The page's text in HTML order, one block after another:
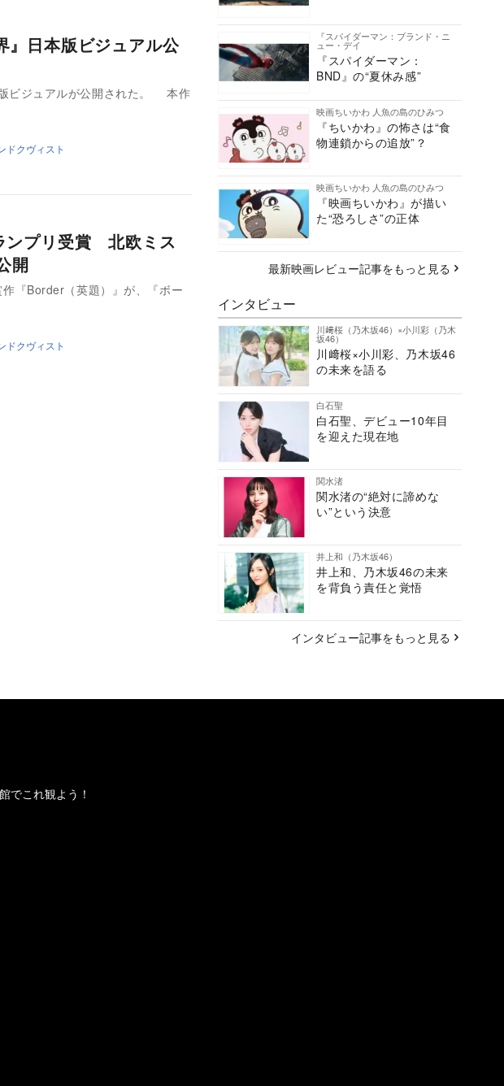
』日本版ビジュアル公
ビジュアルが公開された。 本作
ドクヴィスト
ンプリ受賞 北欧ミス
開
『Border（英題）』が、『ボー
ドクヴィスト
『スパイダーマン：ブランド・ニ
ュー・デイ
『スパイダーマン：
BND』の“夏休み感”
映画ちいかわ 人魚の島のひみつ
『ちいかわ』の怖さは“食
物連鎖からの追放”？
映画ちいかわ 人魚の島のひみつ
『映画ちいかわ』が描い
た“恐ろしさ”の正体
最新映画レビュー記事をもっと見る
インタビュー
川﨑桜（乃木坂46）×小川彩（乃木
坂46）
川﨑桜×小川彩、乃木坂46
の未来を語る
白石聖
白石聖、デビュー10年目
を迎えた現在地
関水渚
関水渚の“絶対に諦めな
い”という決意
井上和（乃木坂46）
井上和、乃木坂46の未来
を背負う責任と覚悟
インタビュー記事をもっと見る
でこれ観よう！